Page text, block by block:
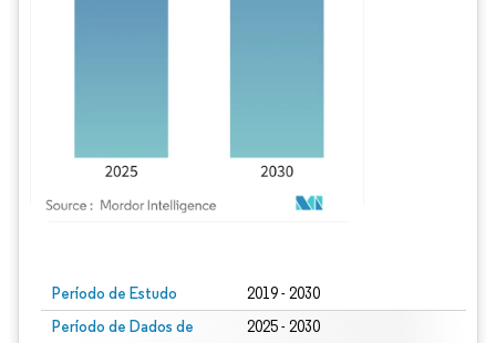
Período de Estudo 2019 - 2030
Período de Dados de
2025 - 2030